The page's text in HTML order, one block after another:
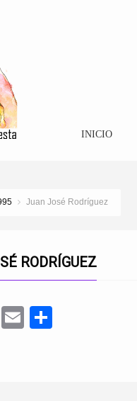
INICIO
Juan José Rodríguez
RODRÍGUEZ
TwitterEmail